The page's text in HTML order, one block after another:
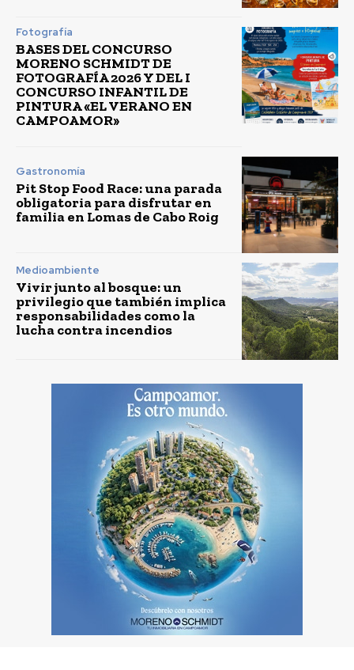
Fotografía
BASES DEL CONCURSO
MORENO SCHMIDT DE
FOTOGRAFÍA 2026 Y DEL I
CONCURSO INFANTIL DE
PINTURA «EL VERANO EN
CAMPOAMOR»
Gastronomía
Pit Stop Food Race: una parada
obligatoria para disfrutar en
familia en Lomas de Cabo Roig
Medioambiente
Vivir junto al bosque: un
privilegio que también implica
responsabilidades como la
lucha contra incendios